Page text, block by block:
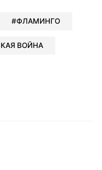
ФЛАМИНГО
ВОЙНА
в Google news
в Viber
в LinkedIn